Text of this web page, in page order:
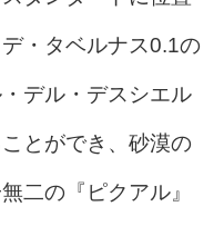
・タベルナス0.1の
デル・デスシエル
とができ、砂漠の
二の『ピクアル』